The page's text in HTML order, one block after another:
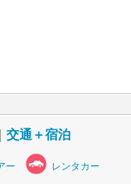
交通＋宿泊
ー レンタカー